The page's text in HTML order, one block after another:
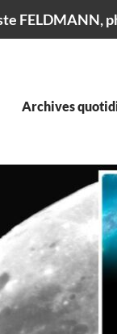
FELDMANN,
Archives